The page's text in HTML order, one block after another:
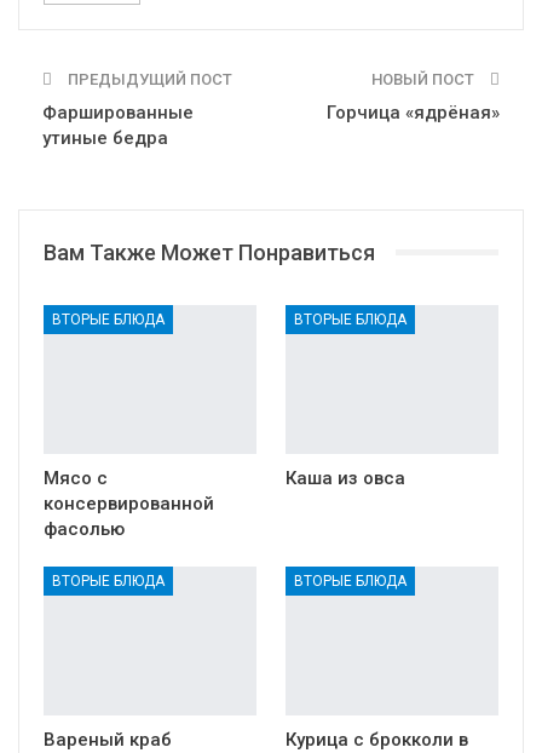
ПРЕДЫДУЩИЙ ПОСТ
Фаршированные
утиные бедра
НОВЫЙ ПОСТ
Горчица «ядрёная»
Вам Также Может Понравиться
ВТОРЫЕ БЛЮДА
Мясо с
консервированной
фасолью
ВТОРЫЕ БЛЮДА
Каша из овса
ВТОРЫЕ БЛЮДА
Вареный краб
ВТОРЫЕ БЛЮДА
Курица с брокколи в